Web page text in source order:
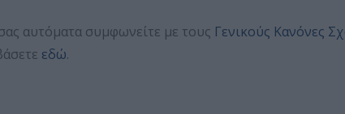
αυτόματα συμφωνείτε με τους Γενικούς Κανόνες
εδώ.